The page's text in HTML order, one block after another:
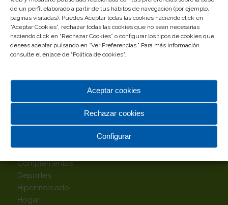
de un perfil elaborado a partir de tus hábitos de navegación (por ejemplo,
páginas visitadas). Puedes Aceptar todas las cookies haciendo click en
“Aceptar Cookies”, rechazar todas las cookies que no sean necesarias
haciendo click en “Rechazar Cookies” o configurar los tipos de cookies que
deseas aceptar pulsando en “Ver Preferencias.” Para más información
consulte el enlace de "Política de cookies".
Aceptar cookies
Rechazar cookies
Configurar
Málaga
Gestionado por
Alimentación
Complementos
Deportes
Hipermercado
Hogar